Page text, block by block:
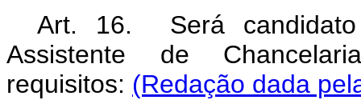
Art. 16. Será
Assistente de
requisitos: (Redação dada